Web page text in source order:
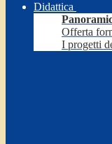
Didattica
Offerta
I progetti